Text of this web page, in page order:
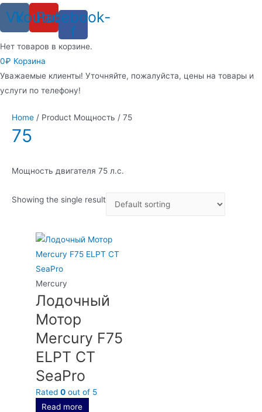
VkYoutube
Facebook-
f
Нет товаров в корзине.
0₽ Корзина
Уважаемые клиенты! Уточняйте, пожалуйста, цены на товары и
услуги по телефону!
Home / Product Мощность / 75
75
Мощность двигателя 75 л.с.
Showing the single result
Mercury
Лодочный
Мотор
Mercury F75
ELPT CT
SeaPro
Rated0 out of 5
Read more